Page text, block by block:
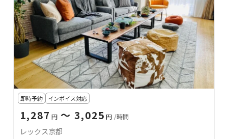
即時予約 インボイス対応
1,287 円 〜 3,025 円 /時間
レックス京都